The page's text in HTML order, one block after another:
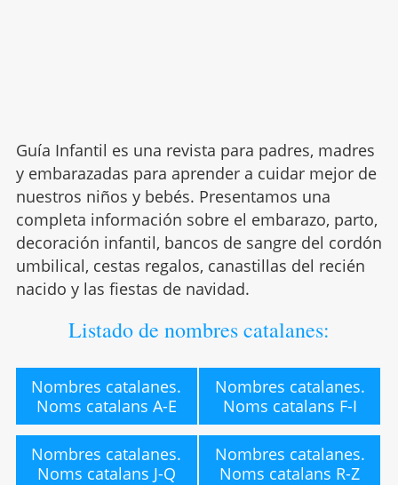
Guía Infantil es una revista para padres, madres
y embarazadas para aprender a cuidar mejor de
nuestros niños y bebés. Presentamos una
completa información sobre el embarazo, parto,
decoración infantil, bancos de sangre del cordón
umbilical, cestas regalos, canastillas del recién
nacido y las fiestas de navidad.
Listado de nombres catalanes:
Nombres catalanes.
Noms catalans A-E
Nombres catalanes.
Noms catalans F-I
Nombres catalanes.
Noms catalans J-Q
Nombres catalanes.
Noms catalans R-Z